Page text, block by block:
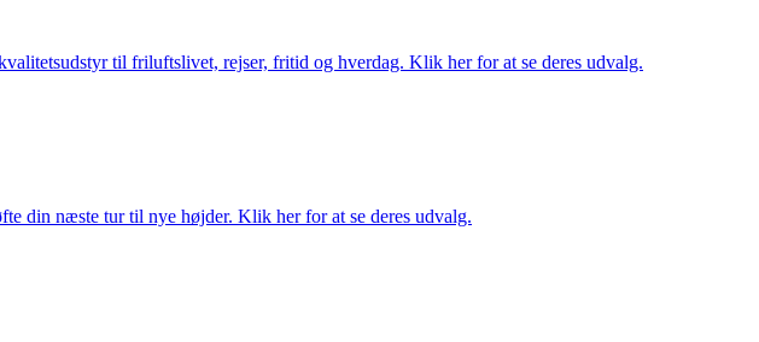
til friluftslivet, rejser, fritid og hverdag. Klik her for at se deres udvalg.
din næste tur til nye højder. Klik her for at se deres udvalg.